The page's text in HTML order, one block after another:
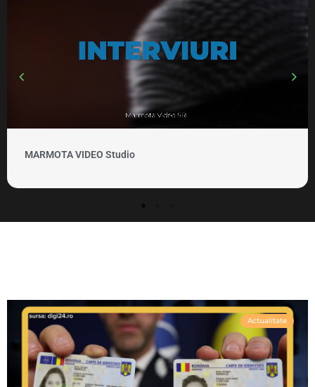
MARMOTA VIDEO Studio
Actualitate